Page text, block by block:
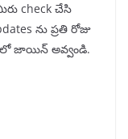
check చేసి
ను ప్రతి రోజు
లో జాయిన్ అవ్వండి.